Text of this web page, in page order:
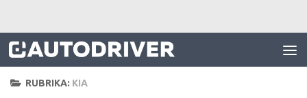
RUBRIKA: KIA